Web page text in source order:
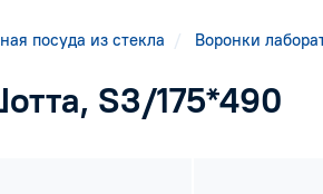
посуда из стекла Воронки
S3/175*490